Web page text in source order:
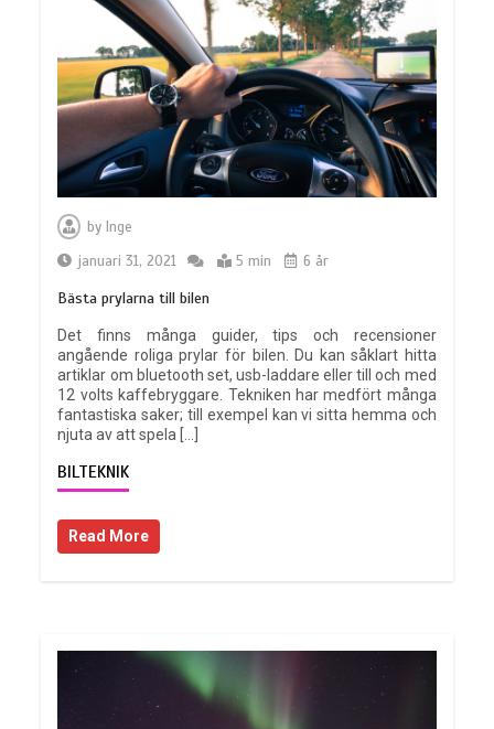
by Inge
januari 31, 2021
5 min 6 år
Bästa prylarna till bilen
Det finns många guider, tips och recensioner
angående roliga prylar för bilen. Du kan såklart hitta
artiklar om bluetooth set, usb-laddare eller till och med
12 volts kaffebryggare. Tekniken har medfört många
fantastiska saker; till exempel kan vi sitta hemma och
njuta av att spela […]
BILTEKNIK
Read More